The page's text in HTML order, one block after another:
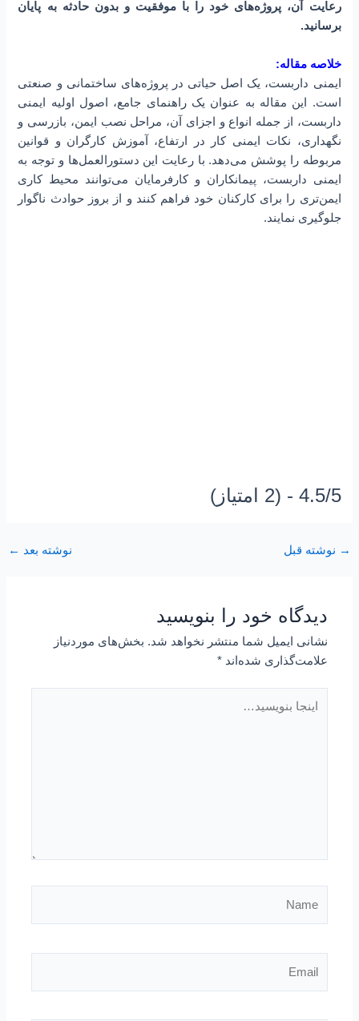
رعایت آن، پروژه‌های خود را با موفقیت و بدون حادثه به پایان
برسانید.
خلاصه مقاله:
ایمنی داربست، یک اصل حیاتی در پروژه‌های ساختمانی و صنعتی
است. این مقاله به عنوان یک راهنمای جامع، اصول اولیه ایمنی
داربست، از جمله انواع و اجزای آن، مراحل نصب ایمن، بازرسی و
نگهداری، نکات ایمنی کار در ارتفاع، آموزش کارگران و قوانین
مربوطه را پوشش می‌دهد. با رعایت این دستورالعمل‌ها و توجه به
ایمنی داربست، پیمانکاران و کارفرمایان می‌توانند محیط کاری
ایمن‌تری را برای کارکنان خود فراهم کنند و از بروز حوادث ناگوار
جلوگیری نمایند.
4.5/5 - (2 امتیاز)
→ نوشته قبل نوشته بعد ←
دیدگاه‌ خود را بنویسید
نشانی ایمیل شما منتشر نخواهد شد. بخش‌های موردنیاز
علامت‌گذاری شده‌اند*
بنویسید…